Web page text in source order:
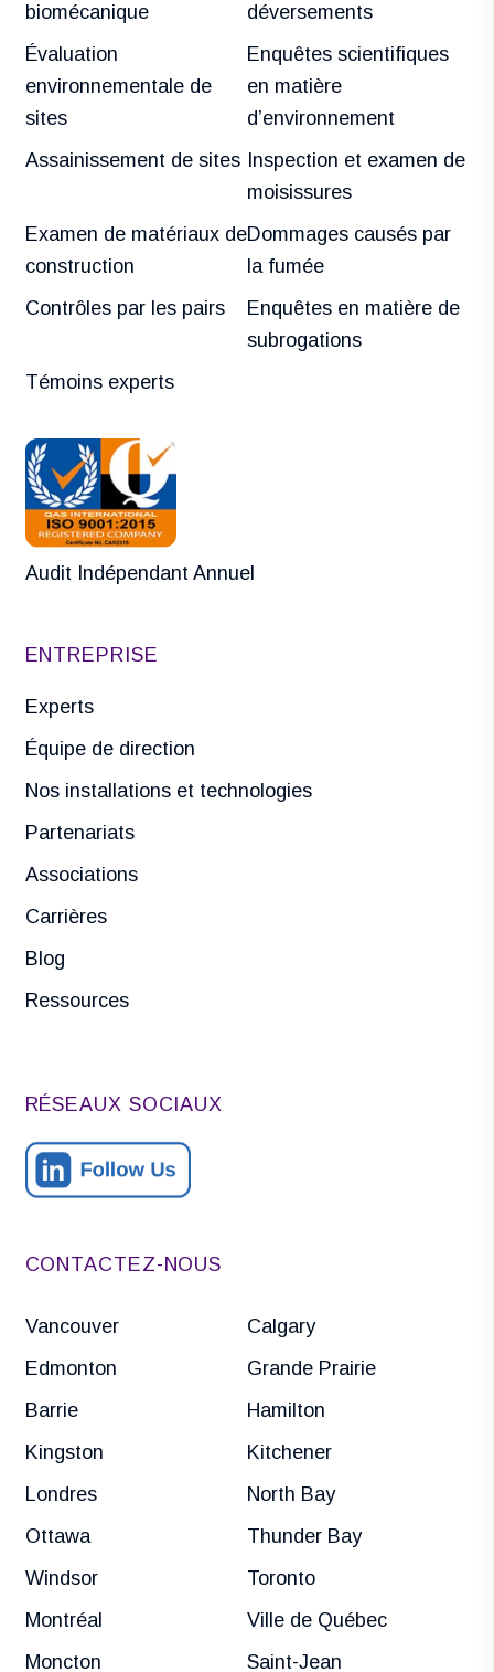
biomécanique
déversements
Évaluation
environnementale de
sites
Enquêtes scientifiques
en matière
d’environnement
Assainissement de sites
Inspection et examen de
moisissures
Examen de matériaux de
construction
Dommages causés par
la fumée
Contrôles par les pairs
Enquêtes en matière de
subrogations
Témoins experts
Audit Indépendant Annuel
ENTREPRISE
Experts
Équipe de direction
Nos installations et technologies
Partenariats
Associations
Carrières
Blog
Ressources
RÉSEAUX SOCIAUX
CONTACTEZ-NOUS
Vancouver
Calgary
Edmonton
Grande Prairie
Barrie
Hamilton
Kingston
Kitchener
Londres
North Bay
Ottawa
Thunder Bay
Windsor
Toronto
Montréal
Ville de Québec
Moncton
Saint-Jean